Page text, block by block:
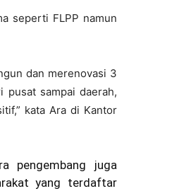
seperti FLPP namun
dan merenovasi 3
pusat sampai daerah,
kata Ara di Kantor
pengembang juga
yang terdaftar